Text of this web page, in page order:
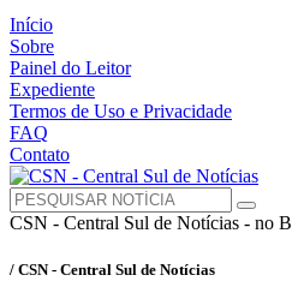
Início
Sobre
Painel do Leitor
Expediente
Termos de Uso e Privacidade
FAQ
Contato
CSN - Central Sul de Notícias - no
/ CSN - Central Sul de Notícias